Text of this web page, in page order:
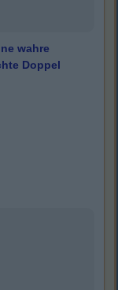
wahre
Doppel